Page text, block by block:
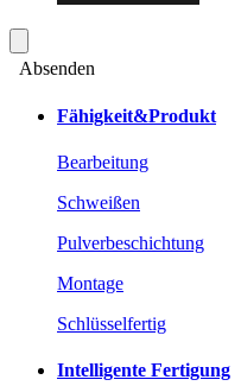
Absenden
Fähigkeit&Produkt
Bearbeitung
Schweißen
Pulverbeschichtung
Montage
Schlüsselfertig
Intelligente Fertigung